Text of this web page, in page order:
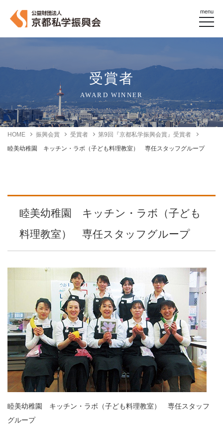
menu
受賞者
AWARD WINNER
HOME 振興会賞 受賞者
第9回『京都私学振興会賞』受賞者
睦美幼稚園 キッチン・ラボ（子ども料理教室） 専任スタッフグループ
睦美幼稚園 キッチン・ラボ（子ども
料理教室） 専任スタッフグループ
睦美幼稚園 キッチン・ラボ（子ども料理教室） 専任スタッフ
グループ